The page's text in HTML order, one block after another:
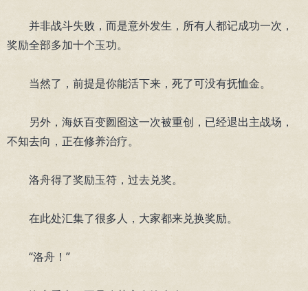
并非战斗失败，而是意外发生，所有人都记成功一次，
奖励全部多加十个玉功。
当然了，前提是你能活下来，死了可没有抚恤金。
另外，海妖百变囫囵这一次被重创，已经退出主战场，
不知去向，正在修养治疗。
洛舟得了奖励玉符，过去兑奖。
在此处汇集了很多人，大家都来兑换奖励。
“洛舟！”